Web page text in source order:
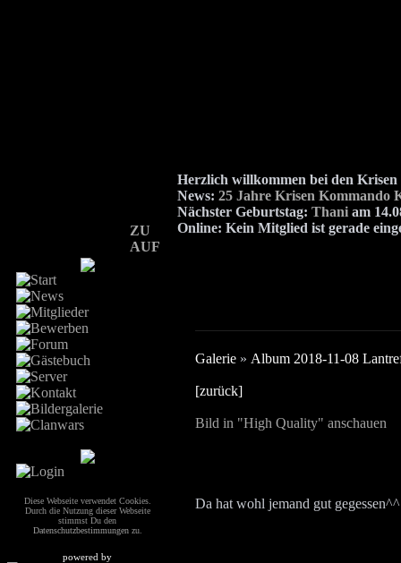
ZU
AUF
Herzlich willkommen bei den
News: 25 Jahre Krisen Kommando
Nächster Geburtstag: Thani am
Online: Kein Mitglied ist gerade
Diese Webseite verwendet Cookies.
Durch die Nutzung dieser Webseite
stimmst Du den
Datenschutzbestimmungen zu.
powered by
Galerie » Album 2018-11-08
[zurück]
Bild in "High Quality" anschauen
Da hat wohl jemand gut gegessen^^